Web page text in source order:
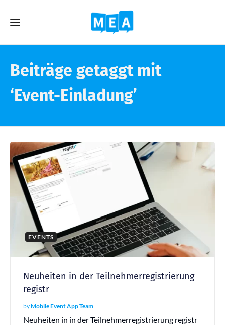
Beiträge getaggt mit
‘Event-Einladung’
EVENTS
Neuheiten in der Teilnehmerregistrierung
registr
byMobile Event App Team
Neuheiten in in der Teilnehmerregistrierung registr